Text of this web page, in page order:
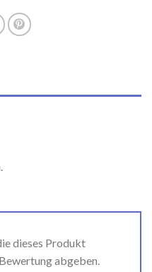
dieses Produkt
abgeben.